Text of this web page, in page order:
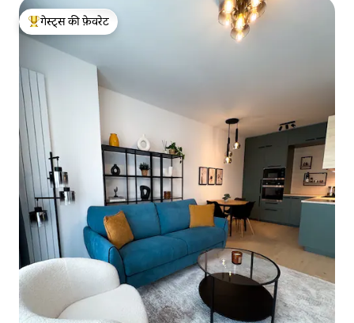
गेस्ट्स का टॉप फ़ेवरेट
गेस्ट्स की फ़ेवरेट